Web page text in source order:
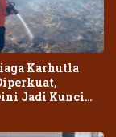
Karhutla
Jadi Kunci